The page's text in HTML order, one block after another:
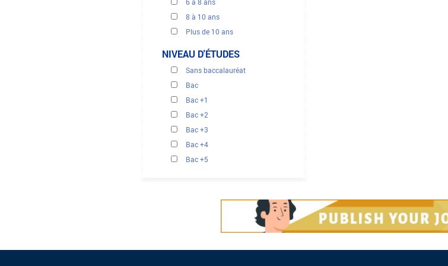
8 à 10 ans
Plus de 10 ans
NIVEAU D'ÉTUDES
Sans baccalauréat
Bac
Bac +1
Bac +2
Bac +3
Bac +4
Bac +5